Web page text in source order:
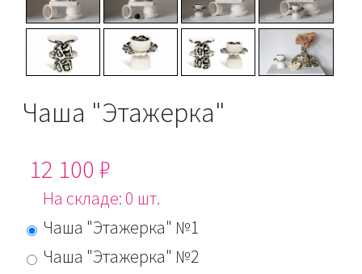
Чаша "Этажерка"
12 100 ₽
На складе: 0 шт.
Чаша "Этажерка" №1
Чаша "Этажерка" №2